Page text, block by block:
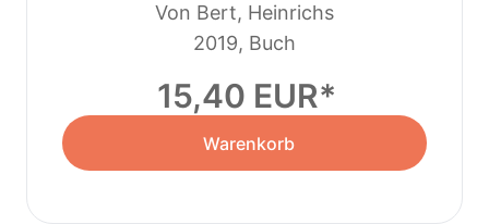
Von Bert, Heinrichs
2019, Buch
15,40 EUR
Warenkorb